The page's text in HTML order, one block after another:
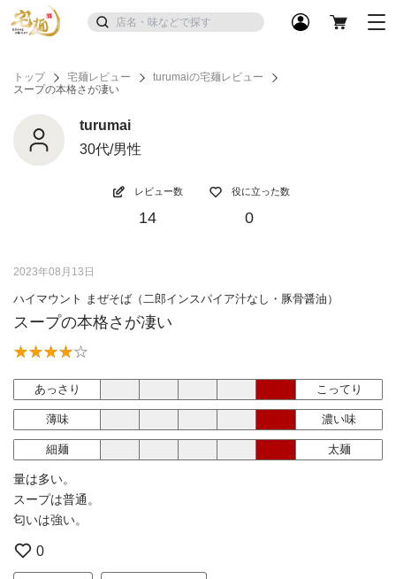
トップ 宅麺レビュー
turumaiの宅麺レビュー
スープの本格さが凄い
turumai
30代/男性
レビュー数
14
役に立った数
0
2023年08月13日
ハイマウント まぜそば（二郎インスパイア汁なし・豚骨醤油）
スープの本格さが凄い
あっさり こってり
薄味 濃い味
細麺 太麺
量は多い。
スープは普通。
匂いは強い。
0